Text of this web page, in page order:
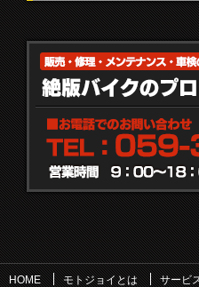
HOME モトジョイとは サービ